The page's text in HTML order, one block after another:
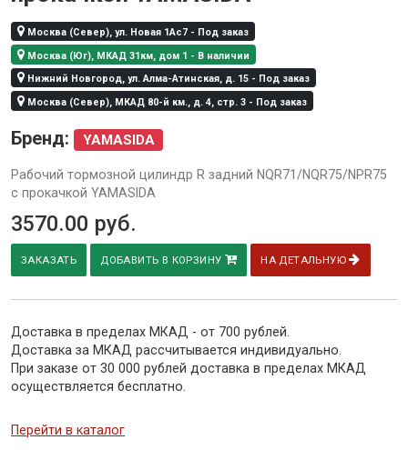
Москва (Север), ул. Новая 1Ас7 - Под заказ
Москва (Юг), МКАД 31км, дом 1 - В наличии
Нижний Новгород, ул. Алма-Атинская, д. 15 - Под заказ
Москва (Север), МКАД 80-й км., д. 4, стр. 3 - Под заказ
Бренд: YAMASIDA
Рабочий тормозной цилиндр R задний NQR71/NQR75/NPR75
с прокачкой YAMASIDA
3570.00 руб.
ЗАКАЗАТЬ ДОБАВИТЬ В КОРЗИНУ НА ДЕТАЛЬНУЮ
Доставка в пределах МКАД - от 700 рублей.
Доставка за МКАД рассчитывается индивидуально.
При заказе от 30 000 рублей доставка в пределах МКАД
осуществляется бесплатно.
Перейти в каталог